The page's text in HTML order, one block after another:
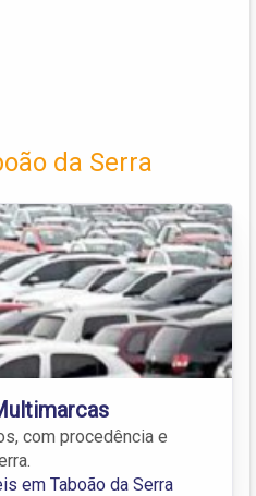
da Serra
com procedência e
em Taboão da Serra